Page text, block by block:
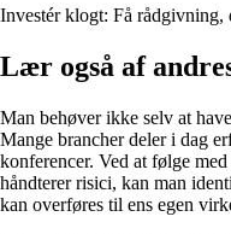
Investér klogt: Få rådgivning,
Lær også af
Man behøver ikke selv at
Mange brancher deler i dag
konferencer. Ved at følge
håndterer risici, kan man
kan overføres til ens egen